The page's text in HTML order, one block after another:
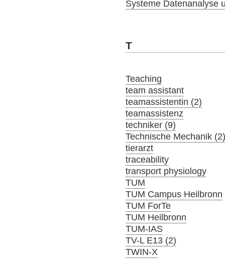
Systeme Datenanalyse
T
Teaching
team assistant
teamassistentin (2)
teamassistenz
techniker (9)
Technische Mechanik
tierarzt
traceability
transport physiology
TUM
TUM Campus Heilbronn
TUM ForTe
TUM Heilbronn
TUM-IAS
TV-L E13 (2)
TWIN-X